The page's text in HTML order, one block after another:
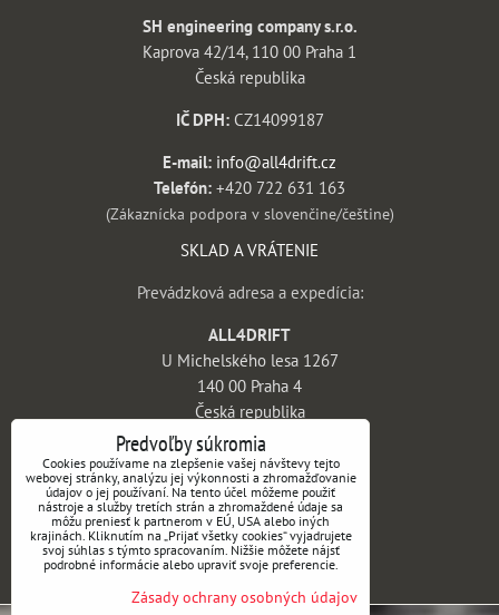
SH engineering company s.r.o.
Kaprova 42/14, 110 00 Praha 1
Česká republika
IČ DPH:CZ14099187
E-mail: info@all4drift.cz
Telefón: +420 722 631 163
(Zákaznícka podpora v slovenčine/češtine)
SKLAD A VRÁTENIE
Prevádzková adresa a expedícia:
ALL4DRIFT
U Michelského lesa 1267
140 00 Praha 4
Česká republika
INFORMÁCIE
Obchodné podmienky
Vrátenie tovaru a reklamácie
Doprava a platba
Kontakt
Predvoľby súkromia
Cookies používame na zlepšenie vašej návštevy tejto
webovej stránky, analýzu jej výkonnosti a zhromažďovanie
údajov o jej používaní. Na tento účel môžeme použiť
nástroje a služby tretích strán a zhromaždené údaje sa
môžu preniesť k partnerom v EÚ, USA alebo iných
krajinách. Kliknutím na „Prijať všetky cookies“ vyjadrujete
svoj súhlas s týmto spracovaním. Nižšie môžete nájsť
podrobné informácie alebo upraviť svoje preferencie.
Zásady ochrany osobných údajov